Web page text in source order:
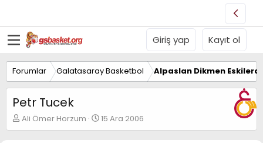
Giriş yap Kayıt ol
Forumlar Galatasaray Basketbol Alpaslan Dikmen
Petr Tucek
K
o
Ali Ömer Horzum
B
a
15 Ara 2006